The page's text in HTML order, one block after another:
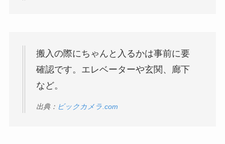
搬入の際にちゃんと入るかは事前に要
確認です。エレベーターや玄関、廊下
など。
出典： ビックカメラ.com